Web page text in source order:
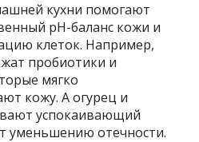
кухни помогают
pH-баланс кожи и
клеток. Например,
пробиотики и
мягко
кожу. А огурец и
успокаивающий
уменьшению отечности.